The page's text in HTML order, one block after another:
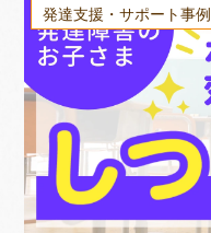
発達支援・サポート事例